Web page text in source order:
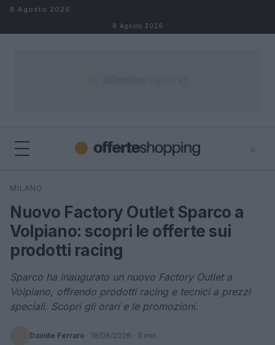
Salta al contenuto
8 Agosto 2026
8 Agosto 2026
⌕
Cerca
MILANO
Nuovo Factory Outlet Sparco a
Volpiano: scopri le offerte sui
prodotti racing
Sparco ha inaugurato un nuovo Factory Outlet a
Volpiano, offrendo prodotti racing e tecnici a prezzi
speciali. Scopri gli orari e le promozioni.
Davide Ferraro · 18/06/2026 · 3 min